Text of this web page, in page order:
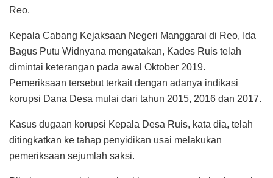
Reo.
Kepala Cabang Kejaksaan Negeri Manggarai di Reo, Ida
Bagus Putu Widnyana mengatakan, Kades Ruis telah
dimintai keterangan pada awal Oktober 2019.
Pemeriksaan tersebut terkait dengan adanya indikasi
korupsi Dana Desa mulai dari tahun 2015, 2016 dan 2017.
Kasus dugaan korupsi Kepala Desa Ruis, kata dia, telah
ditingkatkan ke tahap penyidikan usai melakukan
pemeriksaan sejumlah saksi.